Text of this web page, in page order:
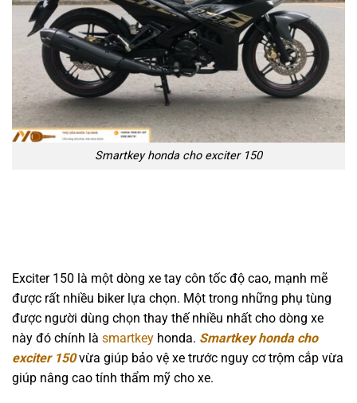
Smartkey honda cho exciter 150
Exciter 150 là một dòng xe tay côn tốc độ cao, mạnh mẽ
được rất nhiều biker lựa chọn. Một trong những phụ tùng
được người dùng chọn thay thế nhiều nhất cho dòng xe
này đó chính là smartkey honda. Smartkey honda cho
exciter 150vừa giúp bảo vệ xe trước nguy cơ trộm cắp vừa
giúp nâng cao tính thẩm mỹ cho xe.